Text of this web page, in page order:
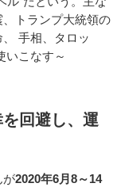
トランプ大統領の
手相、タロッ
いこなす～
回避し、運
が2020年6月8～14